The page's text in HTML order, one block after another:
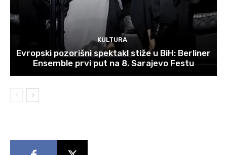
KULTURA
Evropski pozorišni spektakl stiže u BiH: Berliner
Ensemble prvi put na 8. Sarajevo Festu